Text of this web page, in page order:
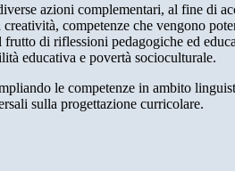
azioni complementari, al fine di
competenze che vengono
di riflessioni pedagogiche ed
educativa e povertà socioculturale.
le competenze in ambito
sulla progettazione curricolare.